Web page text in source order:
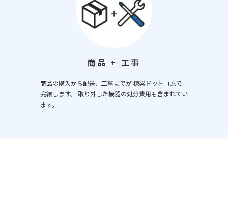
商品 + 工事
商品の購入から配送、工事までが 棟梁ドットコムで
完結します。 取り外した機器の処分費用も含まれてい
ます。